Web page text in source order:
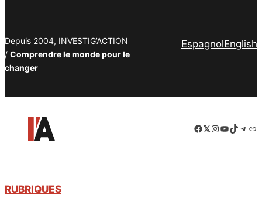
Depuis 2004, INVESTIG’ACTION
/ Comprendre le monde pour le
changer
EspagnolEnglish
Facebook
LinkedIn
Instagram
YouTube
TikTok
RUBRIQUES